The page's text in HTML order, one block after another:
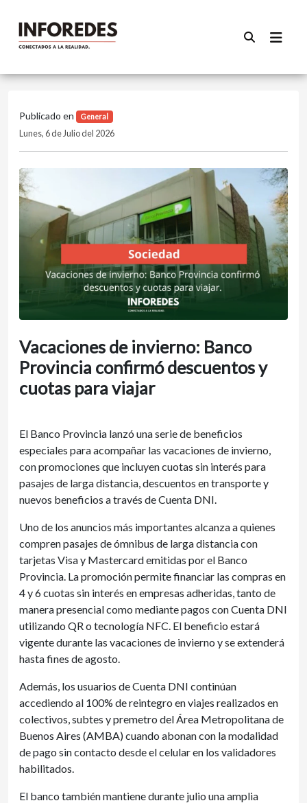
Publicado en General
Lunes, 6 de Julio del 2026
Vacaciones de invierno: Banco
Provincia confirmó descuentos y
cuotas para viajar
El Banco Provincia lanzó una serie de beneficios
especiales para acompañar las vacaciones de invierno,
con promociones que incluyen cuotas sin interés para
pasajes de larga distancia, descuentos en transporte y
nuevos beneficios a través de Cuenta DNI.
Uno de los anuncios más importantes alcanza a quienes
compren pasajes de ómnibus de larga distancia con
tarjetas Visa y Mastercard emitidas por el Banco
Provincia. La promoción permite financiar las compras en
4 y 6 cuotas sin interés en empresas adheridas, tanto de
manera presencial como mediante pagos con Cuenta DNI
utilizando QR o tecnología NFC. El beneficio estará
vigente durante las vacaciones de invierno y se extenderá
hasta fines de agosto.
Además, los usuarios de Cuenta DNI continúan
accediendo al 100% de reintegro en viajes realizados en
colectivos, subtes y premetro del Área Metropolitana de
Buenos Aires (AMBA) cuando abonan con la modalidad
de pago sin contacto desde el celular en los validadores
habilitados.
El banco también mantiene durante julio una amplia